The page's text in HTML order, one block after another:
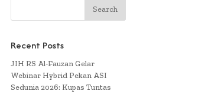
Recent Posts
JIH RS Al-Fauzan Gelar
Webinar Hybrid Pekan ASI
Sedunia 2026: Kupas Tuntas